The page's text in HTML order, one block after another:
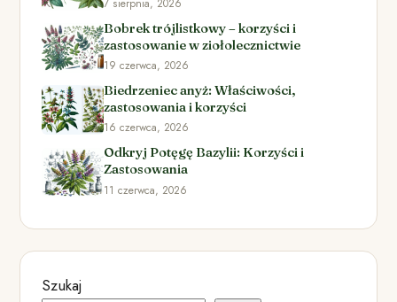
7 sierpnia, 2026
Bobrek trójlistkowy – korzyści i
zastosowanie w ziołolecznictwie
19 czerwca, 2026
Biedrzeniec anyż: Właściwości,
zastosowania i korzyści
16 czerwca, 2026
Odkryj Potęgę Bazylii: Korzyści i
Zastosowania
11 czerwca, 2026
Szukaj